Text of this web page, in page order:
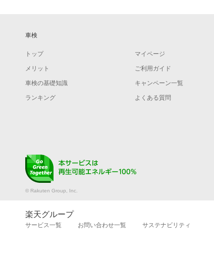
車検
トップ マイページ
メリット ご利用ガイド
車検の基礎知識 キャンペーン一覧
ランキング よくある質問
© Rakuten Group, Inc.
楽天グループ
サービス一覧 お問い合わせ一覧 サステナビリティ